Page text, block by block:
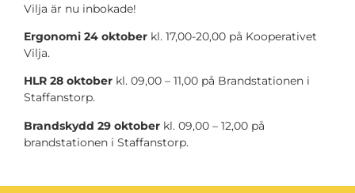
Vilja är nu inbokade!
Ergonomi 24 oktober kl. 17,00-20,00 på Kooperativet
Vilja.
HLR 28 oktober kl. 09,00 – 11,00 på Brandstationen i
Staffanstorp.
Brandskydd 29 oktober kl. 09,00 – 12,00 på
brandstationen i Staffanstorp.